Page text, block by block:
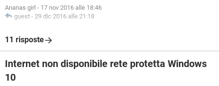
Ananas girl - 17 nov 2016 alle 18:46
guest - 29 dic 2016 alle 21:18
11 risposte
Internet non disponibile rete protetta Windows
10